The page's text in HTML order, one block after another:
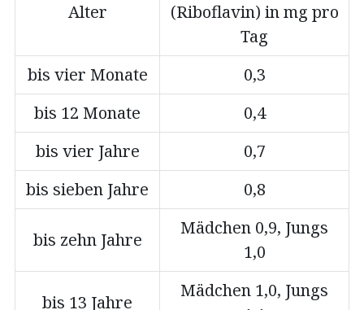
Alter
(Riboflavin) in mg pro
Tag
bis vier Monate
0,3
bis 12 Monate
0,4
bis vier Jahre
0,7
bis sieben Jahre
0,8
bis zehn Jahre
Mädchen 0,9, Jungs
1,0
bis 13 Jahre
Mädchen 1,0, Jungs